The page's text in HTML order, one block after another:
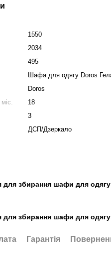
1550
2034
495
Шафа для одягу Doros
Doros
18
3
ДСП/Дзеркало
для збирання шафи для
для збирання шафи для
Гарантія